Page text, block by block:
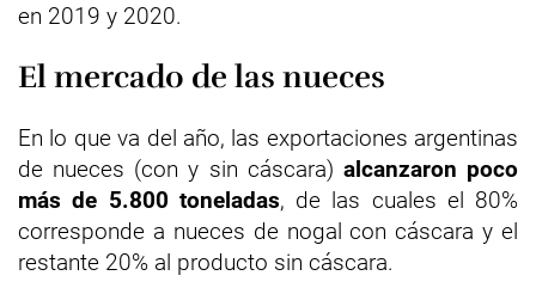
en 2019 y 2020.
El mercado de las nueces
En lo que va del año, las exportaciones argentinas
de nueces (con y sin cáscara) alcanzaron poco
más de 5.800 toneladas, de las cuales el 80%
corresponde a nueces de nogal con cáscara y el
restante 20% al producto sin cáscara.